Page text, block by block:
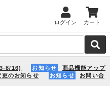
ログイン カート
8/16) お知らせ
商品機能アップ
更のお知らせ お知らせ
お問い合